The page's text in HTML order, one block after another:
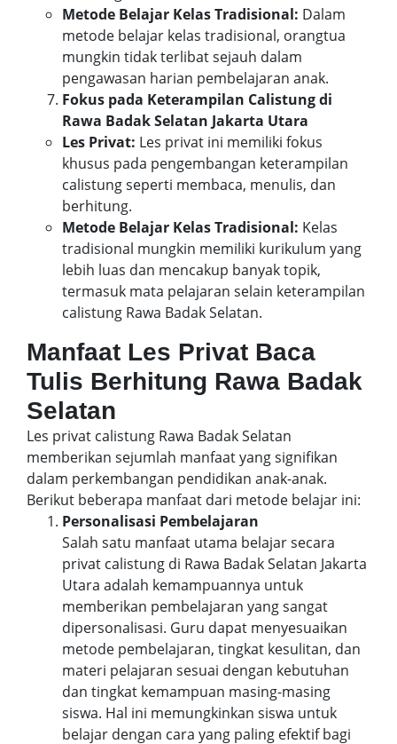
Metode Belajar Kelas Tradisional: Dalam
metode belajar kelas tradisional, orangtua
mungkin tidak terlibat sejauh dalam
pengawasan harian pembelajaran anak.
Fokus pada Keterampilan Calistung di
Rawa Badak Selatan Jakarta Utara
Les Privat: Les privat ini memiliki fokus
khusus pada pengembangan keterampilan
calistung seperti membaca, menulis, dan
berhitung.
Metode Belajar Kelas Tradisional: Kelas
tradisional mungkin memiliki kurikulum yang
lebih luas dan mencakup banyak topik,
termasuk mata pelajaran selain keterampilan
calistung Rawa Badak Selatan.
Manfaat Les Privat Baca
Tulis Berhitung Rawa Badak
Selatan
Les privat calistung Rawa Badak Selatan
memberikan sejumlah manfaat yang signifikan
dalam perkembangan pendidikan anak-anak.
Berikut beberapa manfaat dari metode belajar ini:
Personalisasi Pembelajaran
Salah satu manfaat utama belajar secara
privat calistung di Rawa Badak Selatan Jakarta
Utara adalah kemampuannya untuk
memberikan pembelajaran yang sangat
dipersonalisasi. Guru dapat menyesuaikan
metode pembelajaran, tingkat kesulitan, dan
materi pelajaran sesuai dengan kebutuhan
dan tingkat kemampuan masing-masing
siswa. Hal ini memungkinkan siswa untuk
belajar dengan cara yang paling efektif bagi